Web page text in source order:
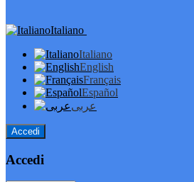
Italiano
Italiano
English
Français
Español
عربى
Accedi
Accedi